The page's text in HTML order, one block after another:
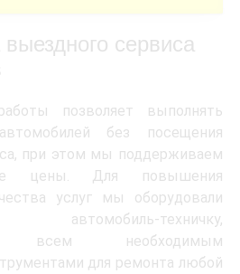
сервиса
позволяет выполнять
без посещения
при этом мы поддерживаем
цены. Для повышения
услуг мы оборудовали
техничку,
всем необходимым
для ремонта любой